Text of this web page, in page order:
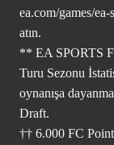
ea.com/games/
atın.
** EA SPORTS
Turu Sezonu
oynanışa
Draft.
†† 6.000 FC